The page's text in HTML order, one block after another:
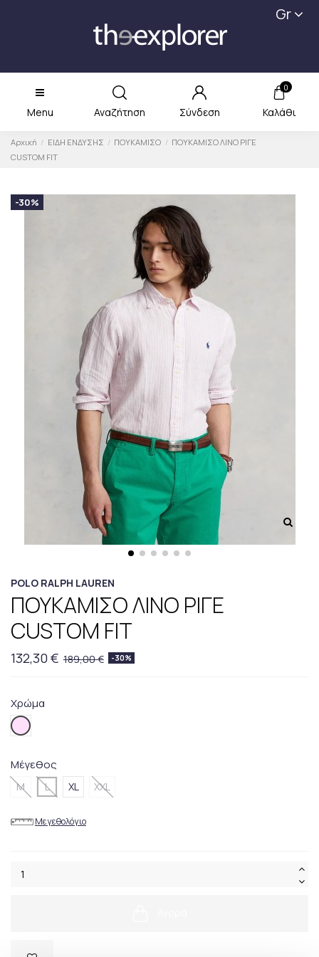
Gr
Menu Αναζήτηση Σύνδεση
0
Καλάθι
Αρχική ΕΙΔΗ ΕΝΔΥΣΗΣ ΠΟΥΚΑΜΙΣΟ
ΠΟΥΚΑΜΙΣΟ ΛΙΝΟ ΡΙΓΕ
CUSTOM FIT
-30%
POLO RALPH LAUREN
ΠΟΥΚΑΜΙΣΟ ΛΙΝΟ ΡΙΓΕ
CUSTOM FIT
132,30 € 189,00 € -30%
Χρώμα
002.Pink
Μέγεθος
M L XL XXL
Μεγεθολόγιο